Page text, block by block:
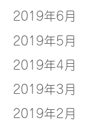
2019年6月
2019年5月
2019年4月
2019年3月
2019年2月